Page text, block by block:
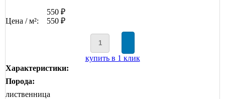
550 ₽
Цена / м²:
550 ₽
купить в 1 клик
Характеристики:
Порода:
лиственница